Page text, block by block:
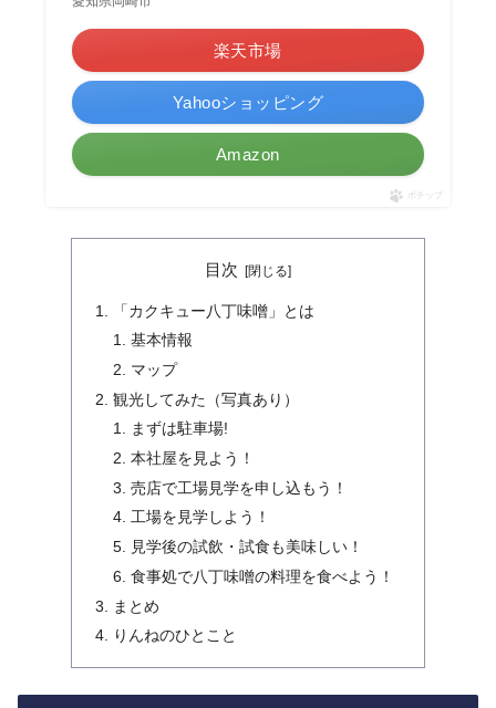
楽天市場
Yahooショッピング
Amazon
ポチップ
目次
「カクキュー八丁味噌」とは
基本情報
マップ
観光してみた（写真あり）
まずは駐車場!
本社屋を見よう！
売店で工場見学を申し込もう！
工場を見学しよう！
見学後の試飲・試食も美味しい！
食事処で八丁味噌の料理を食べよう！
まとめ
りんねのひとこと